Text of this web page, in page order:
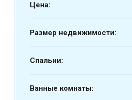
Цена:
Размер недвижимости:
Спальни:
Ванные комнаты: